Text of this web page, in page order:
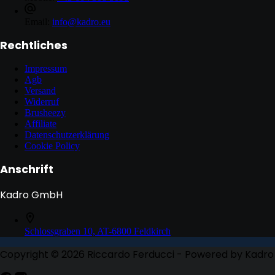
info@kadro.eu
Rechtliches
Impressum
Agb
Versand
Widerruf
Brusheezy
Affiliate
Datenschutzerklärung
Cookie Policy
Anschrift
Kadro GmbH
Schlossgraben 10, AT-6800 Feldkirch
Copyright © 2026 Riccardo Ferducci - Powered by